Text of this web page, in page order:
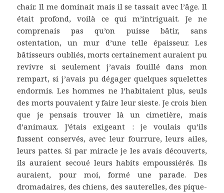
chair. Il me dominait mais il se tassait avec l’âge. Il
était profond, voilà ce qui m’intriguait. Je ne
comprenais pas qu’on puisse bâtir, sans
ostentation, un mur d’une telle épaisseur. Les
bâtisseurs oubliés, morts certainement auraient pu
revivre si seulement j’avais fouillé dans mon
rempart, si j’avais pu dégager quelques squelettes
endormis. Les hommes ne l’habitaient plus, seuls
des morts pouvaient y faire leur sieste. Je crois bien
que je pensais trouver là un cimetière, mais
d’animaux. J’étais exigeant : je voulais qu’ils
fussent conservés, avec leur fourrure, leurs ailes,
leurs pattes. Si par miracle je les avais découverts,
ils auraient secoué leurs habits empoussiérés. Ils
auraient, pour moi, formé une parade. Des
dromadaires, des chiens, des sauterelles, des pique-